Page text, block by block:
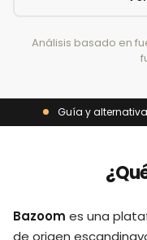
Análisis basado en
Guía y
Bazoom es una
de origen